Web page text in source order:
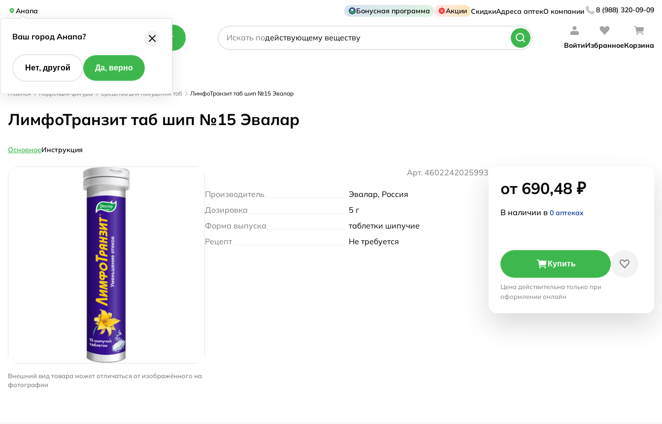
Анапа Бонусная программа Акции СкидкиАдреса аптекО компании 8 (988) 320-09-09
Каталог Искать по
названию препарата
действующему веществу
производителю
ВойтиИзбранноеКорзина
Главная Коррекция фигуры Средства для похудения таб ЛимфоТранзит таб шип №15 Эвалар
ЛимфоТранзит таб шип №15 Эвалар
ОсновноеИнструкция
Внешний вид товара может отличаться от изображённого на
фотографии
Арт. 4602242025993
Производитель
Эвалар, Россия
Дозировка
5 г
Форма выпуска
таблетки шипучие
Рецепт
Не требуется
от 690,48 ₽
В наличии в 0 аптеках
Купить
Цена действительна только при
оформлении онлайн
Ваш город Анапа?
Нет, другой Да, верно